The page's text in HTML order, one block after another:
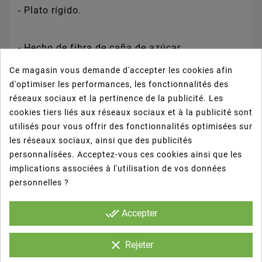
- Plato rígido.
- Hecho de fibra de caña de azúcar.
- Biodegradable y compostable.
- 100% Ecológico.
- Apto para microondas.
- Ideal para catering.
Ce magasin vous demande d'accepter les cookies afin
d'optimiser les performances, les fonctionnalités des
réseaux sociaux et la pertinence de la publicité. Les
cookies tiers liés aux réseaux sociaux et à la publicité sont
utilisés pour vous offrir des fonctionnalités optimisées sur
les réseaux sociaux, ainsi que des publicités
personnalisées. Acceptez-vous ces cookies ainsi que les
implications associées à l'utilisation de vos données
personnelles ?
done_all Accepter
clear Rejeter